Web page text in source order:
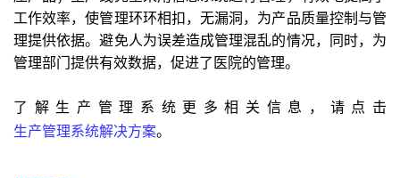
工作效率，使管理环环相扣，无漏洞，为产品质量控制与管
理提供依据。避免人为误差造成管理混乱的情况，同时，为
管理部门提供有效数据，促进了医院的管理。
了解生产管理系统更多相关信息，请点击
生产管理系统解决方案。